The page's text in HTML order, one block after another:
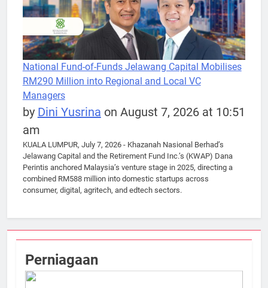
National Fund-of-Funds Jelawang Capital Mobilises
RM290 Million into Regional and Local VC
Managers
by Dini Yusrina on August 7, 2026 at 10:51
am
KUALA LUMPUR, July 7, 2026 - Khazanah Nasional Berhad’s
Jelawang Capital and the Retirement Fund Inc.’s (KWAP) Dana
Perintis anchored Malaysia’s venture stage in 2025, directing a
combined RM588 million into domestic startups across
consumer, digital, agritech, and edtech sectors.
Perniagaan